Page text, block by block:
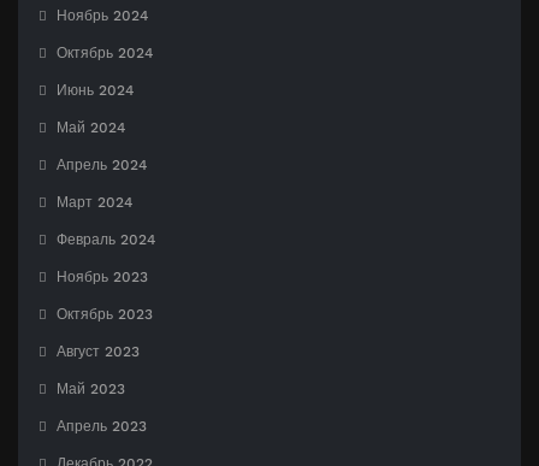
Ноябрь 2024
Октябрь 2024
Июнь 2024
Май 2024
Апрель 2024
Март 2024
Февраль 2024
Ноябрь 2023
Октябрь 2023
Август 2023
Май 2023
Апрель 2023